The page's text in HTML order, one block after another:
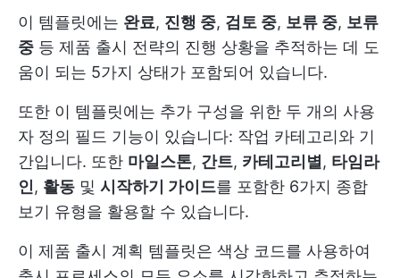
이 템플릿에는 완료, 진행 중, 검토 중, 보류 중, 보류
중 등 제품 출시 전략의 진행 상황을 추적하는 데 도
움이 되는 5가지 상태가 포함되어 있습니다.
또한 이 템플릿에는 추가 구성을 위한 두 개의 사용
자 정의 필드 기능이 있습니다: 작업 카테고리와 기
간입니다. 또한 마일스톤, 간트, 카테고리별 , 타임라
인, 활동 및 시작하기 가이드를 포함한 6가지 종합
보기 유형을 활용할 수 있습니다.
이 제품 출시 계획 템플릿은 색상 코드를 사용하여